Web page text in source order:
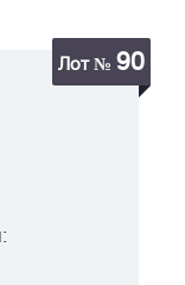
Лот № 90